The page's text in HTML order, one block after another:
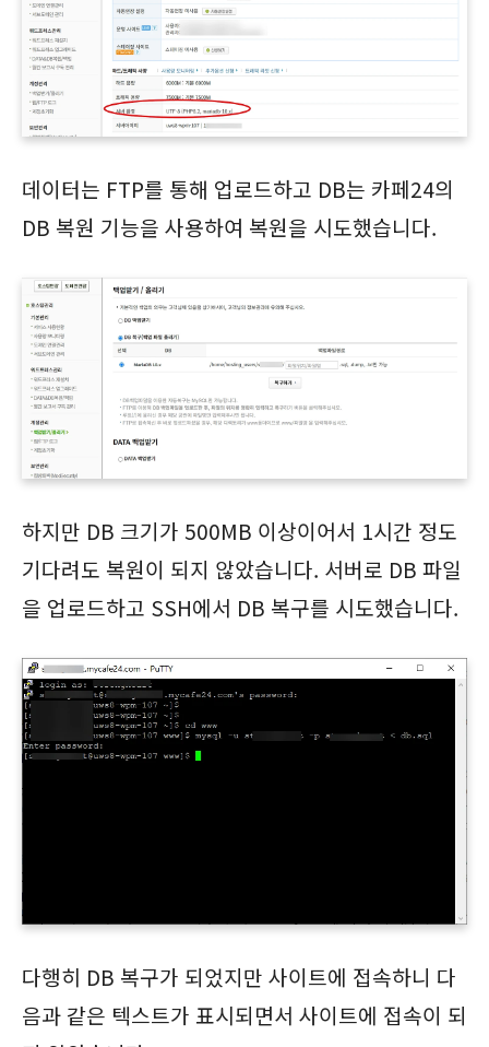
데이터는 FTP를 통해 업로드하고 DB는 카페24의
DB 복원 기능을 사용하여 복원을 시도했습니다.
하지만 DB 크기가 500MB 이상이어서 1시간 정도
기다려도 복원이 되지 않았습니다. 서버로 DB 파일
을 업로드하고 SSH에서 DB 복구를 시도했습니다.
다행히 DB 복구가 되었지만 사이트에 접속하니 다
음과 같은 텍스트가 표시되면서 사이트에 접속이 되